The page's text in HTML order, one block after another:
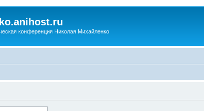
конференция Николая Михайленко